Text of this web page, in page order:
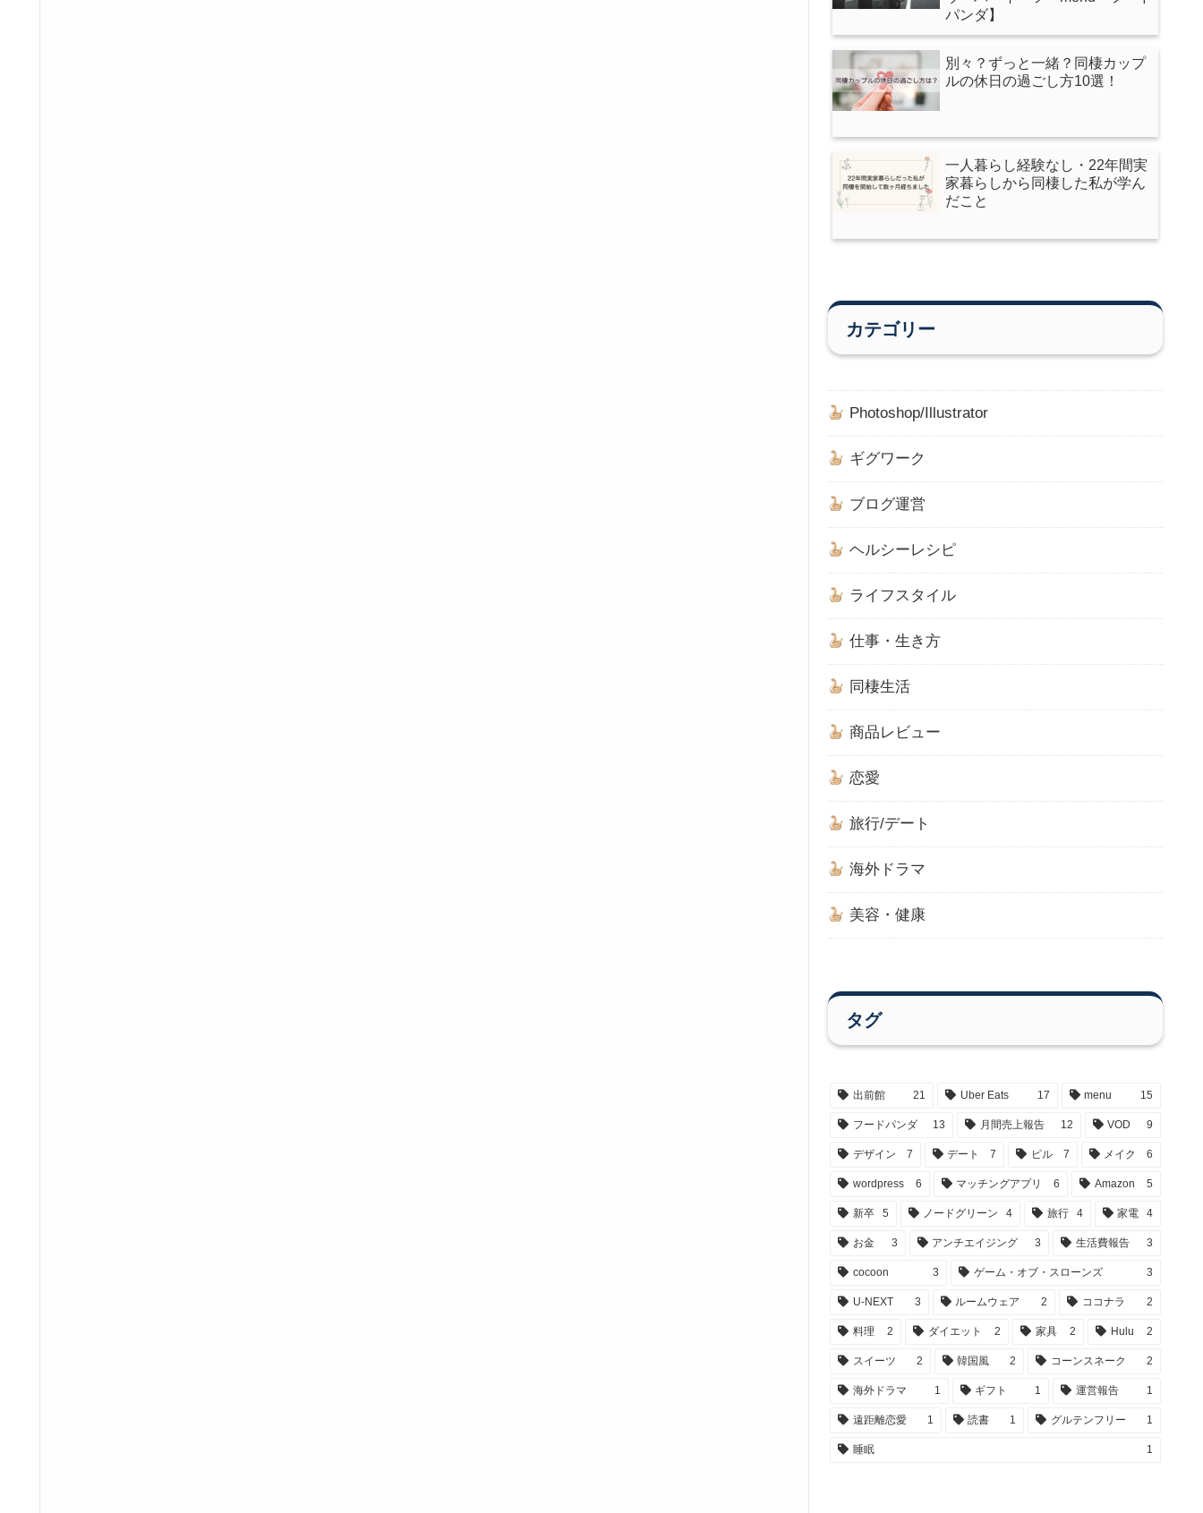
パンダ】
別々？ずっと一緒？同棲カップ
ルの休日の過ごし方10選！
一人暮らし経験なし・22年間実
家暮らしから同棲した私が学ん
だこと
カテゴリー
Photoshop/Illustrator
ギグワーク
ブログ運営
ヘルシーレシピ
ライフスタイル
仕事・生き方
同棲生活
商品レビュー
恋愛
旅行/デート
海外ドラマ
美容・健康
タグ
出前館 21 Uber Eats 17 menu 15
フードパンダ 13 月間売上報告 12 VOD 9
デザイン 7 デート 7 ピル 7 メイク 6
wordpress 6 マッチングアプリ 6 Amazon 5
新卒 5 ノードグリーン 4 旅行 4 家電 4
お金 3 アンチエイジング 3 生活費報告 3
cocoon 3 ゲーム・オブ・スローンズ 3
U-NEXT 3 ルームウェア 2 ココナラ 2
料理 2 ダイエット 2 家具 2 Hulu 2
スイーツ 2 韓国風 2 コーンスネーク 2
海外ドラマ 1 ギフト 1 運営報告 1
遠距離恋愛 1 読書 1 グルテンフリー 1
睡眠 1